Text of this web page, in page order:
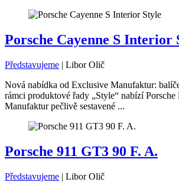
Porsche Cayenne S Interior
Představujeme | Libor Olič
Nová nabídka od Exclusive Manufaktur:
rámci produktové řady „Style“ nabízí Porsche
Manufaktur pečlivě sestavené ...
Porsche 911 GT3 90 F. A.
Představujeme | Libor Olič